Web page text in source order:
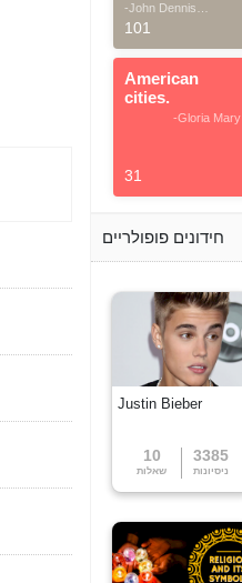
-John Dennis
G.Thomas
101
American
cities.
-Gloria Mary
31
חידונים פופולריים
Justin Bieber
10
שאלות
3385
ניסיונות